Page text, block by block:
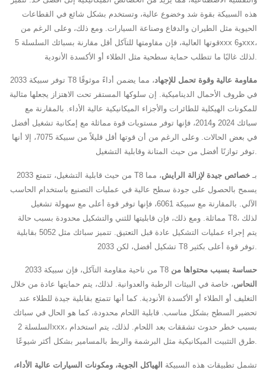
هذه السبيكة بقوة شد وخضوع عالية، وتستخدم بشكل شائع في القطاعات
الحيوية مثل الطيران والدفاع وصناعة السيارات. ومع ذلك، وعلى الرغم من
قوتها العالية، فإن مقاومتها للتآكل أقل مقارنة بسبائك السلسلة 5xxx و6xxx،
توفر سبيكة 2033 T8 مقاومة عالية وقوة تحمل للإجهاد، مما يضمن أداءً موثوقًا
في ظروف الأحمال الديناميكية. إن سلوكها المستقر تحت الاهتزاز يجعلها مثالية
للمكونات الهيكلية للطائرات والأجزاء الميكانيكية عالية الأداء. بالمقارنة مع
سبائك 2024 و2014، فإنها توفر مستويات قوة مماثلة مع إمكانية تشغيل أفضل
في بعض الحالات. وعلى الرغم من أن قوتها أقل قليلاً من سبيكة 7075، إلا أنها
توفر توازنًا أفضل من حيث المتانة وقابلية التشغيل.
من حيث قابلية التشغيل، تتمتع 2033 T8 بـ خصائص جيدة لإزالة الرايش، مما
يسمح بالحصول على جودة سطح عالية في عمليات التصنيع باستخدام الحاسب
الآلي. بالمقارنة مع سبيكة 6061، فإنها توفر قوة أعلى مع سهولة تشغيل
مماثلة. ومع ذلك، فإن قابليتها للثني والتشكيل محدودة بسبب حالة T8، لذلك
يتم إجراء عمليات التشكيل عادة قبل التعتيق. تتميز سبائك مثل 5052 بقابلية
من ناحية مقاومة التآكل، فإن سبيكة 2033 T8 حساسة بسبب محتواها من
النحاس، خاصة في البيئات الرطبة والعدوانية. لذلك، يتم حمايتها عادة من خلال
التغليف أو الطلاء أو الأكسدة الأنودية. كما أنها تتمتع بقابلية جيدة للطلاء عند
تحضير السطح بشكل مناسب. قابلية اللحام محدودة، كما هو الحال في سبائك
السلسلة 2xxx، بسبب خطر حدوث تشققات بعد اللحام. لذلك، يتم استخدام
طرق التثبيت الميكانيكية مثل البرشمة والربط بالمسامير بشكل أكثر شيوعًا.
تشمل تطبيقات هذه السبيكة الهياكل الجوية، ومكونات السيارات عالية الأداء،